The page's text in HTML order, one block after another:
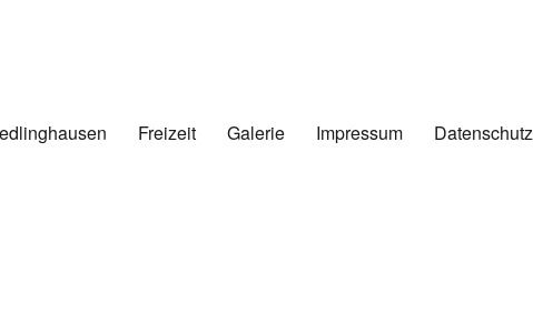
Freizeit Galerie Impressum Datenschutz